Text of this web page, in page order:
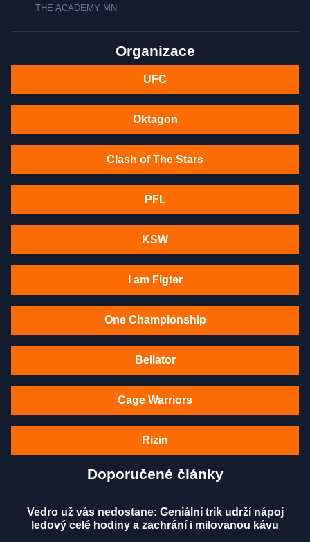
THE ACADEMY MN
Organizace
UFC
Oktagon
Clash of The Stars
PFL
KSW
I am Figter
One Championship
Bellator
Cage Warriors
Rizin
Doporučené články
Vedro už vás nedostane: Geniální trik udrží nápoj
ledový celé hodiny a zachrání i milovanou kávu